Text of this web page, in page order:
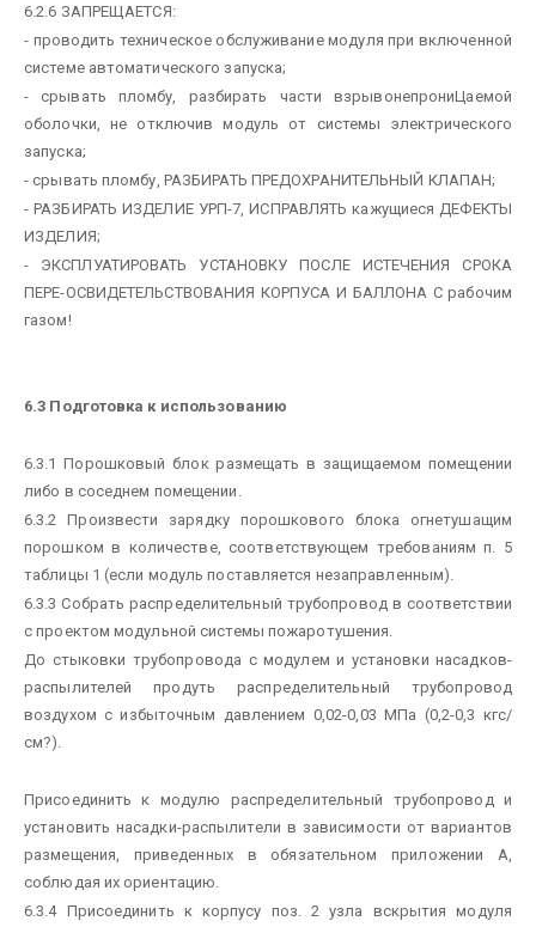
6.2.6 ЗАПРЕЩАЕТСЯ:
- проводить техническое обслуживание модуля при включенной
системе автоматического запуска;
- срывать пломбу, разбирать части взрывонепрониЦаемой
оболочки, не отключив модуль от системы электрического
запуска;
- срывать пломбу, РАЗБИРАТЬ ПРЕДОХРАНИТЕЛЬНЫЙ КЛАПАН;
- РАЗБИРАТЬ ИЗДЕЛИЕ УРП-7, ИСПРАВЛЯТЬ кажущиеся ДЕФЕКТЫ
ИЗДЕЛИЯ;
- ЭКСПЛУАТИРОВАТЬ УСТАНОВКУ ПОСЛЕ ИСТЕЧЕНИЯ СРОКА
ПЕРЕ-ОСВИДЕТЕЛЬСТВОВАНИЯ КОРПУСА И БАЛЛОНА С рабочим
газом!
6.3 Подготовка к использованию
6.3.1 Порошковый блок размещать в защищаемом помещении
либо в соседнем помещении.
6.3.2 Произвести зарядку порошкового блока огнетушащим
порошком в количестве, соответствующем требованиям п. 5
таблицы 1 (если модуль поставляется незаправленным).
6.3.3 Собрать распределительный трубопровод в соответствии
с проектом модульной системы пожаротушения.
До стыковки трубопровода с модулем и установки насадков-
распылителей продуть распределительный трубопровод
воздухом с избыточным давлением 0,02-0,03 МПа (0,2-0,3 кгс/
см?).
Присоединить к модулю распределительный трубопровод и
установить насадки-распылители в зависимости от вариантов
размещения, приведенных в обязательном приложении А,
соблюдая их ориентацию.
6.3.4 Присоединить к корпусу поз. 2 узла вскрытия модуля